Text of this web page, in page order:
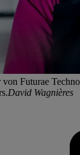
von Futurae
David Wagnières